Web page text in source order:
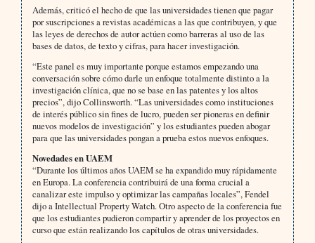
Además, criticó el hecho de que las universidades tienen que pagar
por suscripciones a revistas académicas a las que contribuyen, y que
las leyes de derechos de autor actúen como barreras al uso de las
bases de datos, de texto y cifras, para hacer investigación.
“Este panel es muy importante porque estamos empezando una
conversación sobre cómo darle un enfoque totalmente distinto a la
investigación clínica, que no se base en las patentes y los altos
precios”, dijo Collinsworth. “Las universidades como instituciones
de interés público sin fines de lucro, pueden ser pioneras en definir
nuevos modelos de investigación” y los estudiantes pueden abogar
para que las universidades pongan a prueba estos nuevos enfoques.
Novedades en UAEM
“Durante los últimos años UAEM se ha expandido muy rápidamente
en Europa. La conferencia contribuirá de una forma crucial a
canalizar este impulso y optimizar las campañas locales”, Fendel
dijo a Intellectual Property Watch. Otro aspecto de la conferencia fue
que los estudiantes pudieron compartir y aprender de los proyectos en
curso que están realizando los capítulos de otras universidades.